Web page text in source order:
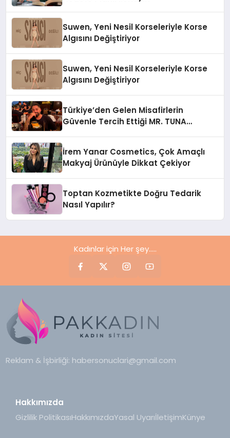
Suwen, Yeni Nesil Korseleriyle Korse
Algısını Değiştiriyor
Suwen, Yeni Nesil Korseleriyle Korse
Algısını Değiştiriyor
Türkiye’den Gelen Misafirlerin
Güvenle Tercih Ettiği MR. TUNA
İrem Yanar Cosmetics, Çok Amaçlı
Makyaj Ürünüyle Dikkat Çekiyor
Toptan Kozmetikte Doğru Tedarik
Nasıl Yapılır?
Kadınlar için Her şey.....
Reklam & İşbirliği: habersonuclari@gmail.com
Hakkımızda
Gizlilik PolitikasıHakkımızdaYasal UyarıİletişimKünye